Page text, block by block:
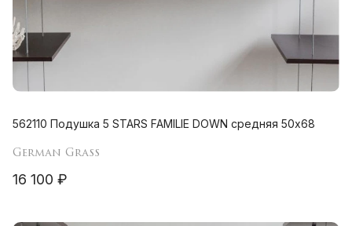
562110 Подушка 5 STARS FAMILIE DOWN средняя 50х68
German Grass
16 100 ₽